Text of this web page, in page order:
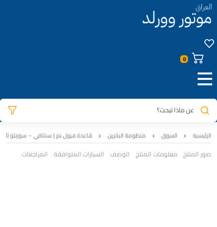
عن ماذا تبحث؟
الرئيسية السوق منظومة البانزين قاعدة فيول بم | سنتافي – سورنتو (2.4L GDI) | أصلي تفصيخ | 31110-4Z500
صور المنتج معلومات المنتج الوصف السيارات المتوافقة المراجعات